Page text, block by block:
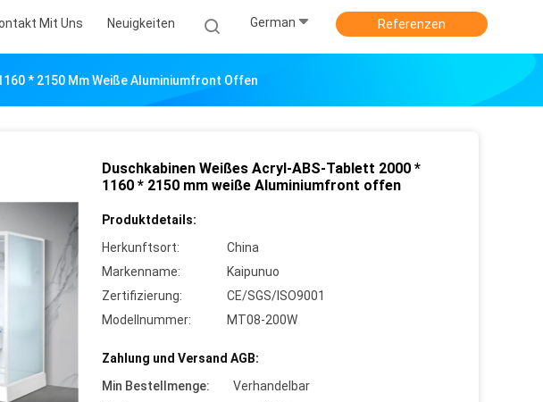
Mit Uns Neuigkeiten German Referenzen
* 2150 Mm Weiße Aluminiumfront Offen
Duschkabinen Weißes Acryl-ABS-Tablett 2000 *
1160 * 2150 mm weiße Aluminiumfront offen
Produktdetails:
Herkunftsort:
China
Markenname:
Kaipunuo
Zertifizierung:
CE/SGS/ISO9001
Modellnummer:
MT08-200W
Zahlung und Versand AGB:
Min Bestellmenge:
Verhandelbar